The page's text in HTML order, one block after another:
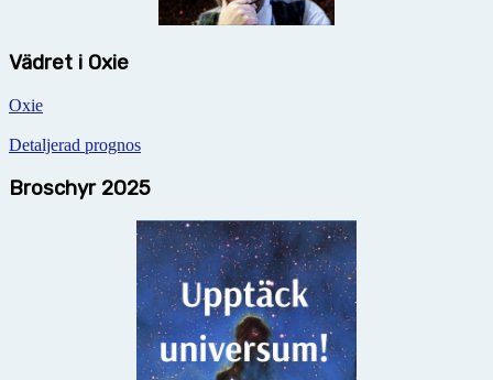
Vädret i Oxie
Oxie
Detaljerad prognos
Broschyr 2025